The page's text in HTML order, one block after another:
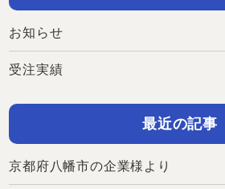
お知らせ
受注実績
最近の記事
京都府八幡市の企業様より